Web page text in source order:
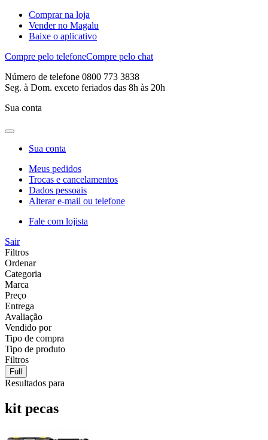
Comprar na loja
Vender no Magalu
Baixe o aplicativo
Compre pelo telefoneCompre pelo chat
Número de telefone 0800 773 3838
Seg. à Dom. exceto feriados das 8h às 20h
Sua conta
Sua conta
Meus pedidos
Trocas e cancelamentos
Dados pessoais
Alterar e-mail ou telefone
Fale com lojista
Sair
Filtros
Ordenar
Categoria
Marca
Preço
Entrega
Avaliação
Vendido por
Tipo de compra
Tipo de produto
Filtros
Full
Resultados para
kit pecas